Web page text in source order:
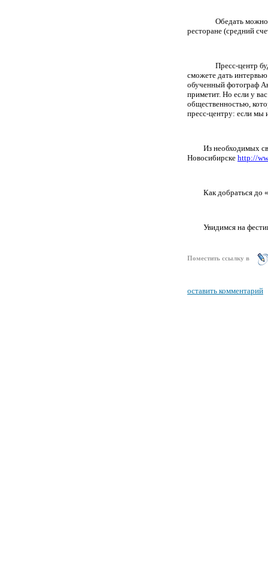
Обедать можно
ресторане (средний
Пресс-центр
сможете дать интервью
обученный фотограф
приметит. Но если у
общественностью,
пресс-центру: если мы
Из необходимых
Новосибирске http://
Как добраться до
Увидимся на
Поместить ссылку в
оставить комментарий